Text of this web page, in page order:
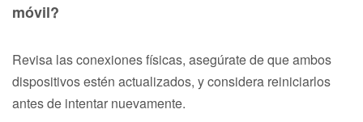
móvil?
Revisa las conexiones físicas, asegúrate de que ambos
dispositivos estén actualizados, y considera reiniciarlos
antes de intentar nuevamente.